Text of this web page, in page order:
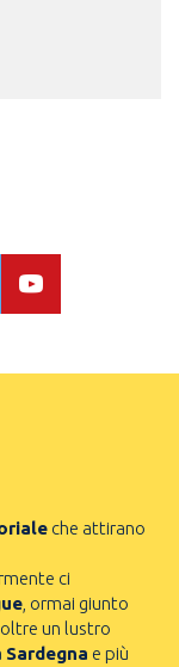
che attirano
ci
, ormai giunto
un lustro
Sardegna e più